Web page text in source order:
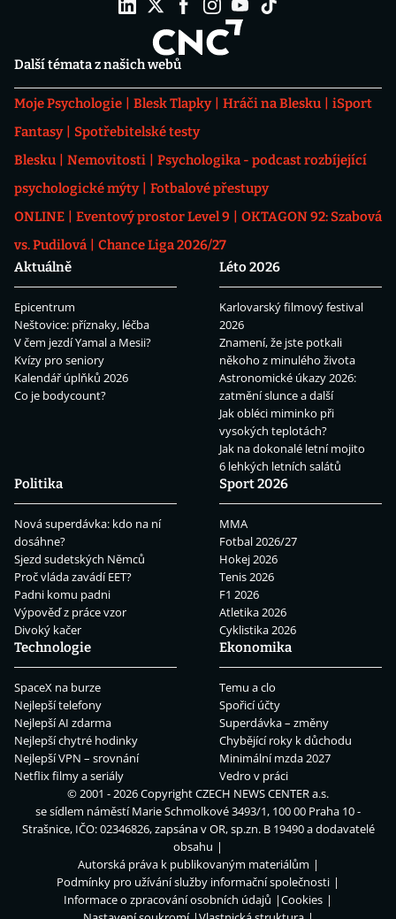
Další témata z našich webů
Moje Psychologie Blesk Tlapky Hráči na Blesku
iSport
Fantasy
Spotřebitelské testy
Blesku
Nemovitosti
Psychologika - podcast rozbíjející
psychologické mýty
Fotbalové přestupy
ONLINE
Eventový prostor Level 9
OKTAGON 92: Szabová
vs. Pudilová
Chance Liga 2026/27
Aktuálně
Epicentrum
Neštovice: příznaky, léčba
V čem jezdí Yamal a Mesii?
Kvízy pro seniory
Kalendář úplňků 2026
Co je bodycount?
Léto 2026
Karlovarský filmový festival
2026
Znamení, že jste potkali
někoho z minulého života
Astronomické úkazy 2026:
zatmění slunce a další
Jak obléci miminko při
vysokých teplotách?
Jak na dokonalé letní mojito
6 lehkých letních salátů
Politika
Nová superdávka: kdo na ní
dosáhne?
Sjezd sudetských Němců
Proč vláda zavádí EET?
Padni komu padni
Výpověď z práce vzor
Divoký kačer
Sport 2026
MMA
Fotbal 2026/27
Hokej 2026
Tenis 2026
F1 2026
Atletika 2026
Cyklistika 2026
Technologie
SpaceX na burze
Nejlepší telefony
Nejlepší AI zdarma
Nejlepší chytré hodinky
Nejlepší VPN – srovnání
Netflix filmy a seriály
Ekonomika
Temu a clo
Spořicí účty
Superdávka – změny
Chybějící roky k důchodu
Minimální mzda 2027
Vedro v práci
© 2001 - 2026 CopyrightCZECH NEWS CENTER a.s.
se sídlem náměstí Marie Schmolkové 3493/1, 100 00 Praha 10 -
Strašnice, IČO: 02346826, zapsána v OR, sp.zn. B 19490 a dodavatelé
obsahu
Autorská práva k publikovaným materiálům
Podmínky pro užívání služby informační společnosti
Informace o zpracování osobních údajů
Cookies